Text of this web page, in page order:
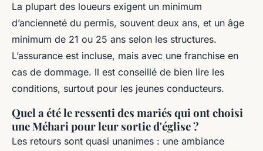
La plupart des loueurs exigent un minimum
d’ancienneté du permis, souvent deux ans, et un âge
minimum de 21 ou 25 ans selon les structures.
L’assurance est incluse, mais avec une franchise en
cas de dommage. Il est conseillé de bien lire les
conditions, surtout pour les jeunes conducteurs.
Quel a été le ressenti des mariés qui ont choisi
une Méhari pour leur sortie d'église ?
Les retours sont quasi unanimes : une ambiance